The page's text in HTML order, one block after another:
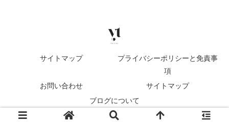
サイトマップ
プライバシーポリシーと免責事
項
お問い合わせ
サイトマップ
ブログについて
© 2022 ゆまたブログ.